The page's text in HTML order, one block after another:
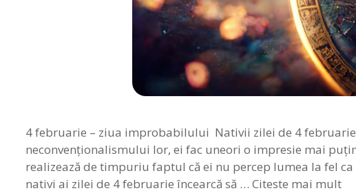
4 februarie – ziua improbabilului Nativii zilei de 4
neconvenţionalismului lor, ei fac uneori o impresie mai
realizează de timpuriu faptul că ei nu percep lumea la fel
nativi ai zilei de 4 februarie încearcă să … Citeste mai mult